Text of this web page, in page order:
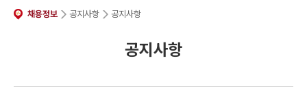
채용정보 공지사항 공지사항
공지사항